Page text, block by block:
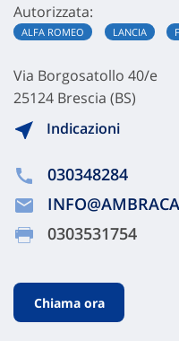
Autorizzata:
ALFA ROMEO LANCIA
Via Borgosatollo 40/e
25124 Brescia (BS)
Indicazioni
030348284
0303531754
Chiama ora